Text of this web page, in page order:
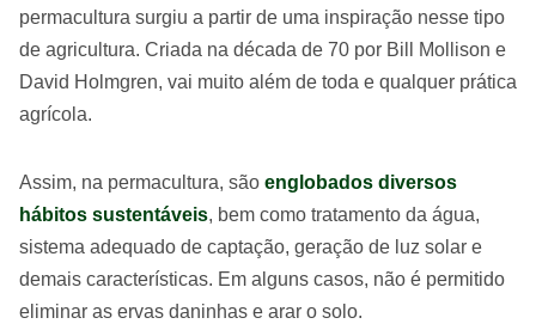
permacultura surgiu a partir de uma inspiração nesse tipo
de agricultura. Criada na década de 70 por Bill Mollison e
David Holmgren, vai muito além de toda e qualquer prática
agrícola.
Assim, na permacultura, são englobados diversos
hábitos sustentáveis, bem como tratamento da água,
sistema adequado de captação, geração de luz solar e
demais características. Em alguns casos, não é permitido
eliminar as ervas daninhas e arar o solo.